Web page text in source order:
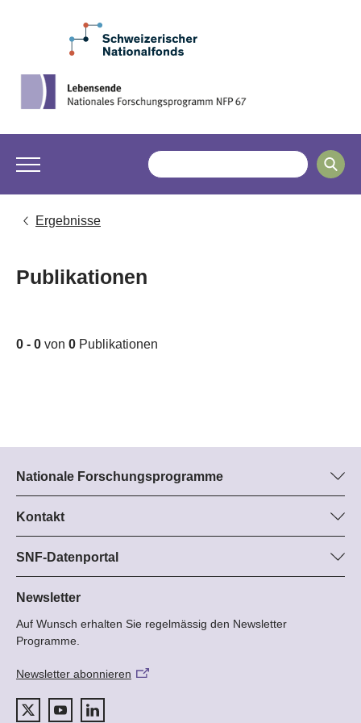
Ergebnisse
Publikationen
0 - 0 von 0 Publikationen
Nationale Forschungsprogramme
Hier finden Sie Informationen zu allen Nationalen
Forschungsprogrammen (NFP):
Alle NFP
Kontakt
Programm-Managerin
Dr. Stephanie Schönholzer, SNF
Tel.: +
22
SNF-Datenportal
Hier finden Sie umfangreiche Informationen zu den vom SNF
geförderten Projekten.
Zum Datenportal
Newsletter
Auf Wunsch erhalten Sie regelmässig den Newsletter
Programme.
Newsletter abonnieren